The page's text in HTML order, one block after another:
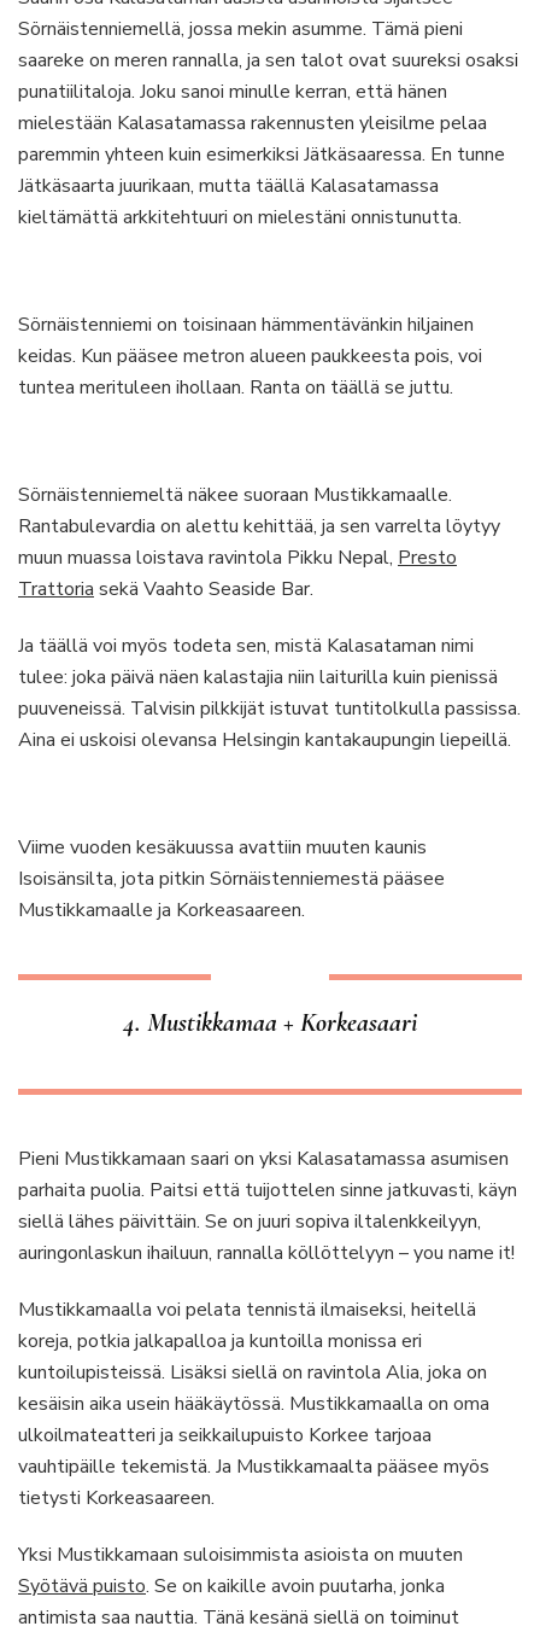
Sörnäistenniemellä, jossa mekin asumme. Tämä pieni
saareke on meren rannalla, ja sen talot ovat suureksi osaksi
punatiilitaloja. Joku sanoi minulle kerran, että hänen
mielestään Kalasatamassa rakennusten yleisilme pelaa
paremmin yhteen kuin esimerkiksi Jätkäsaaressa. En tunne
Jätkäsaarta juurikaan, mutta täällä Kalasatamassa
kieltämättä arkkitehtuuri on mielestäni onnistunutta.
Sörnäistenniemi on toisinaan hämmentävänkin hiljainen
keidas. Kun pääsee metron alueen paukkeesta pois, voi
tuntea merituleen ihollaan. Ranta on täällä se juttu.
Sörnäistenniemeltä näkee suoraan Mustikkamaalle.
Rantabulevardia on alettu kehittää, ja sen varrelta löytyy
muun muassa loistava ravintola Pikku Nepal, Presto
Trattoria sekä Vaahto Seaside Bar.
Ja täällä voi myös todeta sen, mistä Kalasataman nimi
tulee: joka päivä näen kalastajia niin laiturilla kuin pienissä
puuveneissä. Talvisin pilkkijät istuvat tuntitolkulla passissa.
Aina ei uskoisi olevansa Helsingin kantakaupungin liepeillä.
Viime vuoden kesäkuussa avattiin muuten kaunis
Isoisänsilta, jota pitkin Sörnäistenniemestä pääsee
Mustikkamaalle ja Korkeasaareen.
4. Mustikkamaa + Korkeasaari
Pieni Mustikkamaan saari on yksi Kalasatamassa asumisen
parhaita puolia. Paitsi että tuijottelen sinne jatkuvasti, käyn
siellä lähes päivittäin. Se on juuri sopiva iltalenkkeilyyn,
auringonlaskun ihailuun, rannalla köllöttelyyn – you name it!
Mustikkamaalla voi pelata tennistä ilmaiseksi, heitellä
koreja, potkia jalkapalloa ja kuntoilla monissa eri
kuntoilupisteissä. Lisäksi siellä on ravintola Alia, joka on
kesäisin aika usein hääkäytössä. Mustikkamaalla on oma
ulkoilmateatteri ja seikkailupuisto Korkee tarjoaa
vauhtipäille tekemistä. Ja Mustikkamaalta pääsee myös
tietysti Korkeasaareen.
Yksi Mustikkamaan suloisimmista asioista on muuten
Syötävä puisto. Se on kaikille avoin puutarha, jonka
antimista saa nauttia. Tänä kesänä siellä on toiminut